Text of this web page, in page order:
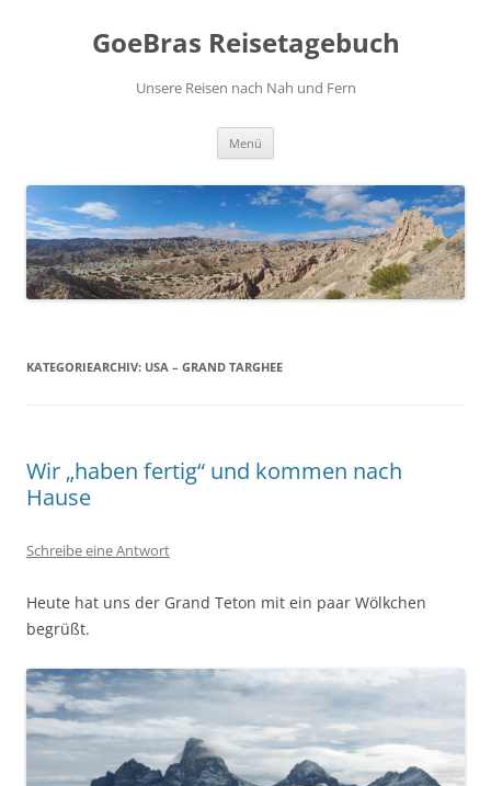
GoeBras Reisetagebuch
Unsere Reisen nach Nah und Fern
Menü
KATEGORIEARCHIV: USA – GRAND TARGHEE
Wir „haben fertig“ und kommen nach
Hause
Schreibe eine Antwort
Heute hat uns der Grand Teton mit ein paar Wölkchen
begrüßt.